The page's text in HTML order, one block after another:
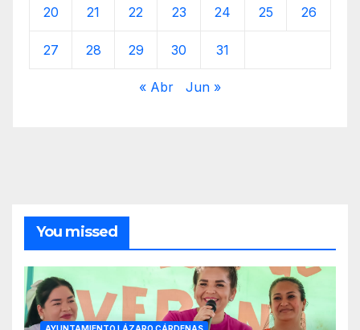
20 21 22 23 24 25 26
27 28 29 30 31
« Abr Jun »
You missed